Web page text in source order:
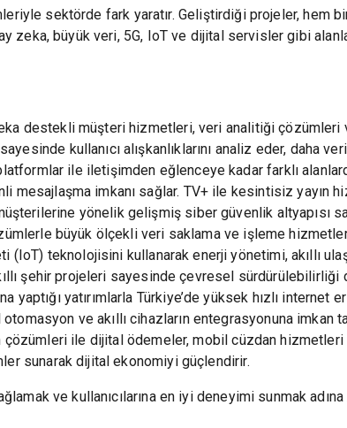
sektörde fark yaratır. Geliştirdiği projeler, hem
zeka, büyük veri, 5G, IoT ve dijital servisler gibi
destekli müşteri hizmetleri, veri analitiği
kullanıcı alışkanlıklarını analiz eder, daha
ile iletişimden eğlenceye kadar farklı
imkanı sağlar. TV+ ile kesintisiz yayın
yönelik gelişmiş siber güvenlik altyapısı
büyük ölçekli veri saklama ve işleme
(IoT) teknolojisini kullanarak enerji yönetimi, akıllı
şehir projeleri sayesinde çevresel sürdürülebilirliği
yaptığı yatırımlarla Türkiye’de yüksek hızlı internet
ve akıllı cihazların entegrasyonuna imkan
ile dijital ödemeler, mobil cüzdan hizmetleri
sunarak dijital ekonomiyi güçlendirir.
ve kullanıcılarına en iyi deneyimi sunmak